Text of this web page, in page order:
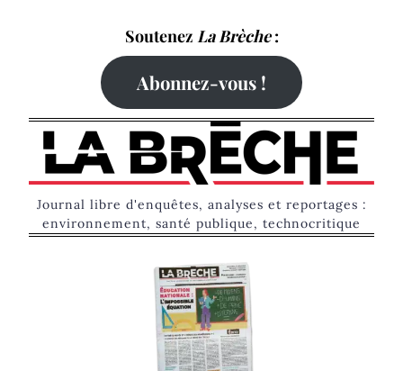
Soutenez La Brèche:
Abonnez-vous !
Journal libre d'enquêtes, analyses et reportages :
environnement, santé publique, technocritique